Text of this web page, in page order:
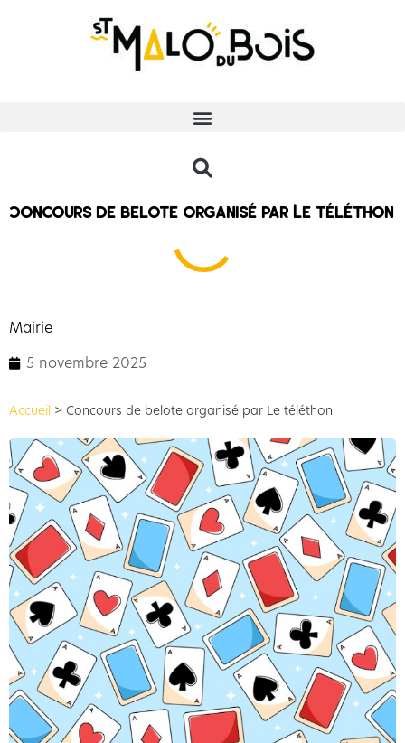
Concours de belote organisé par Le téléthon
Mairie
5 novembre 2025
Accueil > Concours de belote organisé par Le téléthon